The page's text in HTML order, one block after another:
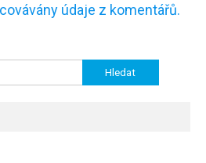
údaje z komentářů.